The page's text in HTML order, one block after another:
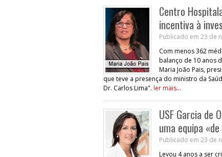
Centro
incentiva à
Publicado em 23 de
Com menos 362
balanço de 10 anos
Maria João Pais,
que teve a presença do ministro da
Dr. Carlos Lima". ler mais...
USF Garcia de
uma equipa
Publicado em 23 de
Levou 4 anos a ser